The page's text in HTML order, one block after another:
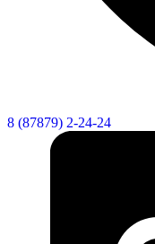
8 (87879) 2-24-24